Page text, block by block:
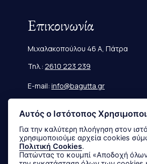
Επικοινωνία
Μιχαλακοπούλου 46 Α, Πάτρα
Τηλ.: 2610 223 239
E-mail: info@bagutta.gr
Πληροφορίες
Μεγεθολόγιο
Αποστολές & Επιστροφές
Αυτός ο Ιστότοπος
Για την καλύτερη πλοήγηση στον
χρησιμοποιούμε αρχεία cookies
Πολιτική Cookies.
Πατώντας το κουμπί «Αποδοχή όλων» αποδέχεστε